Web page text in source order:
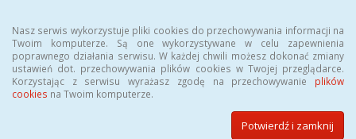
Nasz serwis wykorzystuje pliki cookies do przechowywania informacji na
Twoim komputerze. Są one wykorzystywane w celu zapewnienia
poprawnego działania serwisu. W każdej chwili możesz dokonać zmiany
ustawień dot. przechowywania plików cookies w Twojej przeglądarce.
Korzystając z serwisu wyrażasz zgodę na przechowywanie plików
cookies na Twoim komputerze.
Potwierdź i zamknij
Biuletyn Informacji Publicznej
Powiatowego Urzędu Pracy w